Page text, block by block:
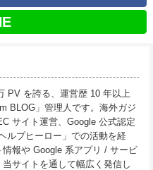
PV を誇る、運営歴 10 年以上
BLOG」管理人です。海外ガジ
サイト運営、Google 公式認定
ルプヒーロー」での活動を経
報や Google 系アプリ / サービ
サイトを通して幅広く発信し